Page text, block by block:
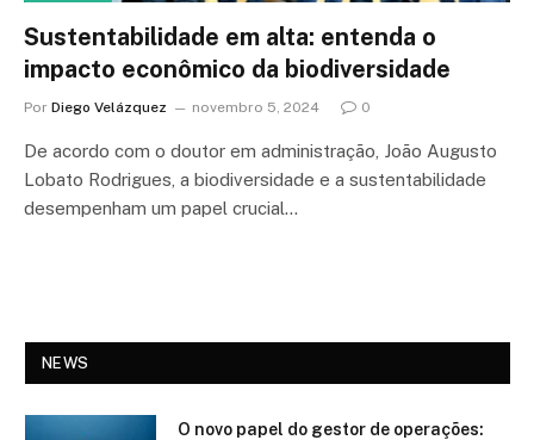
Sustentabilidade em alta: entenda o
impacto econômico da biodiversidade
Por Diego Velázquez novembro 5, 2024 0
De acordo com o doutor em administração, João Augusto
Lobato Rodrigues, a biodiversidade e a sustentabilidade
desempenham um papel crucial…
NEWS
O novo papel do gestor de operações: